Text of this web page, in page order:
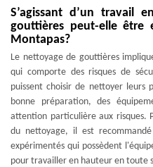
S’agissant d’un travail
gouttières peut-elle
Montapas?
Le nettoyage de gouttières
qui comporte des risques de
puissent choisir de nettoyer leurs
bonne préparation, des
attention particulière aux risques.
du nettoyage, il est
expérimentés qui possèdent
pour travailler en hauteur en toute